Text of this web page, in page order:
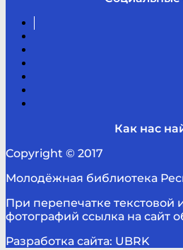
Как нас
Copyright © 2017
Молодёжная библиотека
При перепечатке
фотографий ссылка на сайт
Разработка сайта: UBRK